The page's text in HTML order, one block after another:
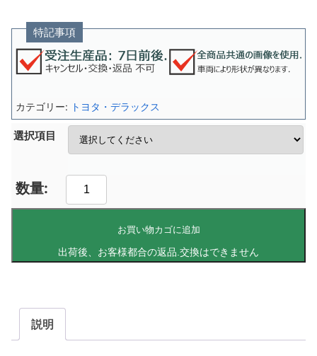
特記事項
選択項目
お買い物カゴに追加
カテゴリー: トヨタ・デラックス
説明